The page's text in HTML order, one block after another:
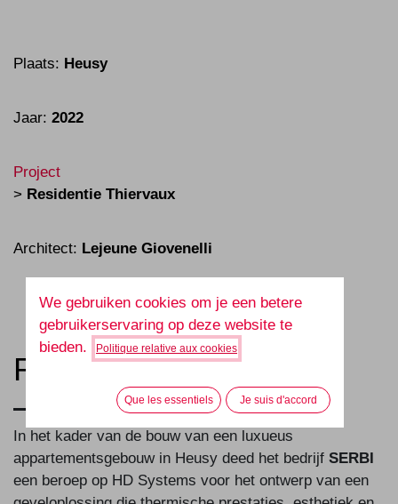
Plaats: Heusy
Jaar: 2022
Project
> Residentie Thiervaux
Architect: Lejeune Giovenelli
Residentie Thiervaux
In het kader van de bouw van een luxueus
appartementsgebouw in Heusy deed het bedrijf SERBI
een beroep op HD Systems voor het ontwerp van een
We gebruiken cookies om je een betere
gebruikerservaring op deze website te
bieden.
Politique relative aux cookies
Que les essentiels Je suis d'accord